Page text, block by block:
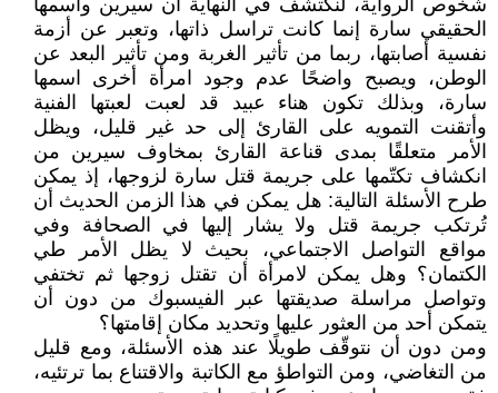
شخوص الرواية، لنكتشف في النهاية أن سيرين واسمها
الحقيقي سارة إنما كانت تراسل ذاتها، وتعبر عن أزمة
نفسية أصابتها، ربما من تأثير الغربة ومن تأثير البعد عن
الوطن، ويصبح واضحًا عدم وجود امرأة أخرى اسمها
سارة، وبذلك تكون هناء عبيد قد لعبت لعبتها الفنية
وأتقنت التمويه على القارئ إلى حد غير قليل، ويظل
الأمر متعلقًا بمدى قناعة القارئ بمخاوف سيرين من
انكشاف تكتّمها على جريمة قتل سارة لزوجها، إذ يمكن
طرح الأسئلة التالية: هل يمكن في هذا الزمن الحديث أن
تُرتكب جريمة قتل ولا يشار إليها في الصحافة وفي
مواقع التواصل الاجتماعي، بحيث لا يظل الأمر طي
الكتمان؟ وهل يمكن لامرأة أن تقتل زوجها ثم تختفي
وتواصل مراسلة صديقتها عبر الفيسبوك من دون أن
يتمكن أحد من العثور عليها وتحديد مكان إقامتها؟
ومن دون أن نتوقّف طويلًا عند هذه الأسئلة، ومع قليل
من التغاضي، ومن التواطؤ مع الكاتبة والاقتناع بما ترتئيه،